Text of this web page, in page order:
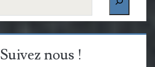
Suivez nous !